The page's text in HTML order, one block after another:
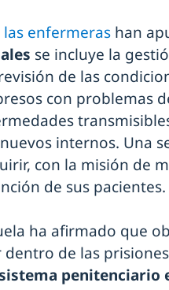
las enfermeras han
se incluye la
de las
con problemas
internos. Una
con la misión de
de sus pacientes.
ha afirmado que
de las
penitenciario